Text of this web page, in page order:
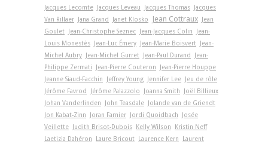
Jacques Lecomte
Jacques Leveau Jacques Thomas
Jacques
Van Rillaer
Jana Grand Janet Klosko Jean Cottraux
Jean
Goulet
Jean-Christophe Seznec Jean-Jacques Colin
Jean-
Louis Monestès
Jean-Luc Émery Jean-Marie Boisvert
Jean-
Michel Aubry
Jean-Michel Gurret Jean-Paul Durand
Jean-
Philippe Zermati
Jean-Pierre Couteron
Jean-Pierre Houppe
Jeanne Siaud-Facchin
Jeffrey Young Jennifer Lee
Jeu de rôle
Jérôme Favrod
Jérôme Palazzolo Joanna Smith
Joël Billieux
Johan Vanderlinden
John Teasdale
Jolande van de Griendt
Jon Kabat-Zinn
Joran Farnier Jordi Quoidbach
Josée
Veillette
Judith Brisot-Dubois Kelly Wilson
Kristin Neff
Laetizia Dahéron
Laure Bricout Laurence Kern
Laurent